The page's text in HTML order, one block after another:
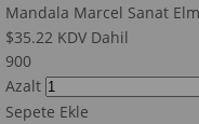
Mandala Marcel Sanat
$35.22 KDV Dahil
900
Azalt
Sepete Ekle